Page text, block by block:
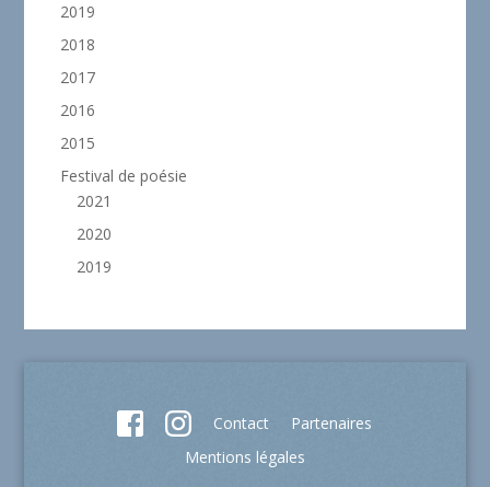
2019
2018
2017
2016
2015
Festival de poésie
2021
2020
2019
Contact
Partenaires
Mentions légales